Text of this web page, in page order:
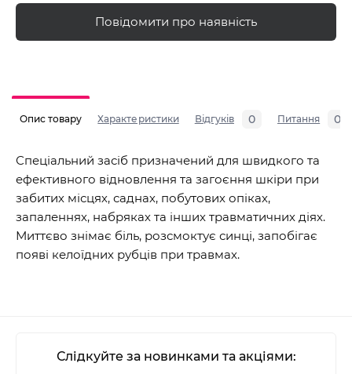
Повідомити про наявність
Опис товару Характеристики Відгуків 0 Питання 0
Спеціальний засіб призначений для швидкого та
ефективного відновлення та загоєння шкіри при
забитих місцях, саднах, побутових опіках,
запаленнях, набряках та інших травматичних діях.
Миттєво знімає біль, розсмоктує синці, запобігає
появі келоїдних рубців при травмах.
Слідкуйте за новинками та акціями: